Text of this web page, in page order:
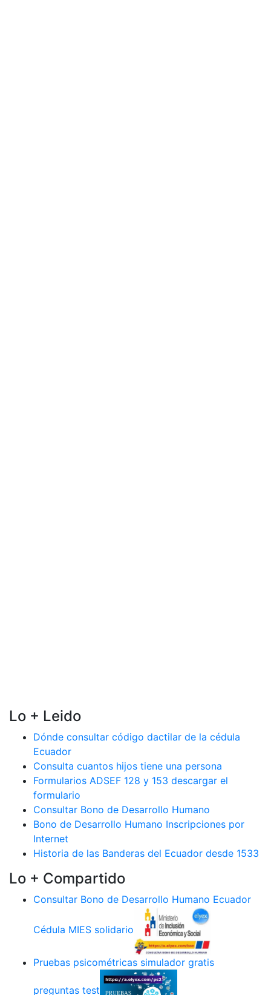
Lo + Leido
Dónde consultar código dactilar de la cédula
Ecuador
Consulta cuantos hijos tiene una persona
Formularios ADSEF 128 y 153 descargar el
formulario
Consultar Bono de Desarrollo Humano
Bono de Desarrollo Humano Inscripciones por
Internet
Historia de las Banderas del Ecuador desde 1533
Lo + Compartido
Consultar Bono de Desarrollo Humano Ecuador
Cédula MIES solidario
Pruebas psicométricas simulador gratis
preguntas test